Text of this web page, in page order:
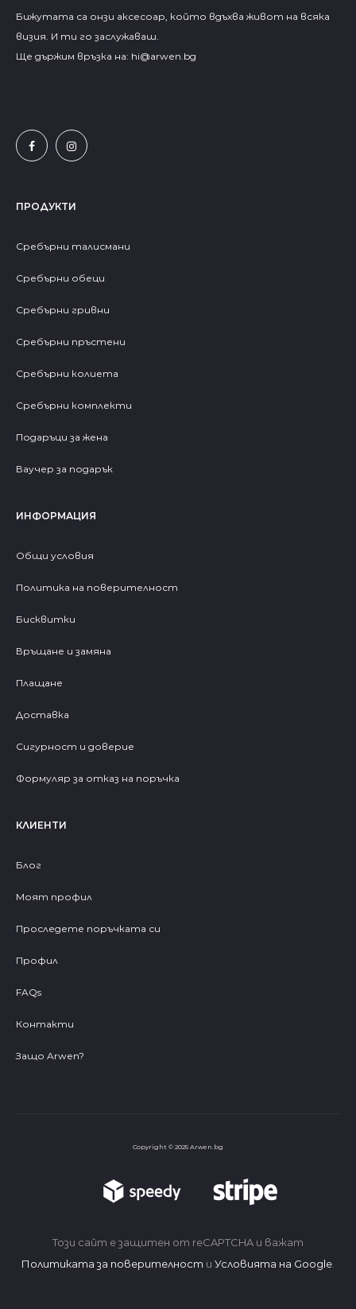
Бижутата са онзи аксесоар, който вдъхва живот на всяка
визия. И ти го заслужаваш.
Ще държим връзка на: hi@arwen.bg
ПРОДУКТИ
Сребърни талисмани
Сребърни обеци
Сребърни гривни
Сребърни пръстени
Сребърни колиета
Сребърни комплекти
Подаръци за жена
Ваучер за подарък
ИНФОРМАЦИЯ
Общи условия
Политика на поверителност
Бисквитки
Връщане и замяна
Плащане
Доставка
Сигурност и доверие
Формуляр за отказ на поръчка
КЛИЕНТИ
Блог
Моят профил
Проследете поръчката си
Профил
FAQs
Контакти
Защо Arwen?
Copyright © 2025 Arwen.bg
Този сайт е защитен от reCAPTCHA и важат
Политиката за поверителност и Условията на Google